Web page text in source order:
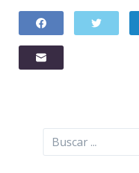
Buscar